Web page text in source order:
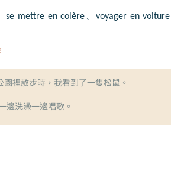
se mettre en colère 、voyager en voiture
園裡散步時，我看到了一隻松鼠。
邊洗澡一邊唱歌。